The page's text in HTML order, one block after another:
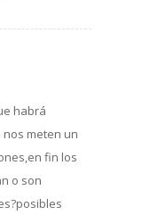
habrá
meten un
fin los
o son